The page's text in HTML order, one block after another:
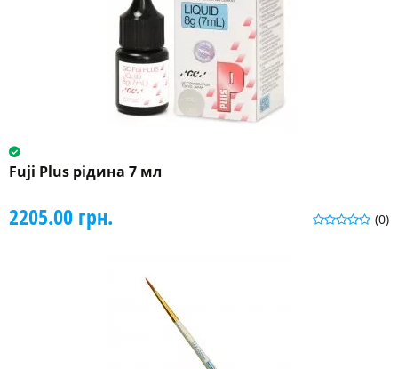
Fuji Plus рідина 7 мл
(0)
2205.00 грн.